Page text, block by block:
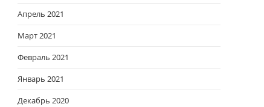
Апрель 2021
Март 2021
Февраль 2021
Январь 2021
Декабрь 2020